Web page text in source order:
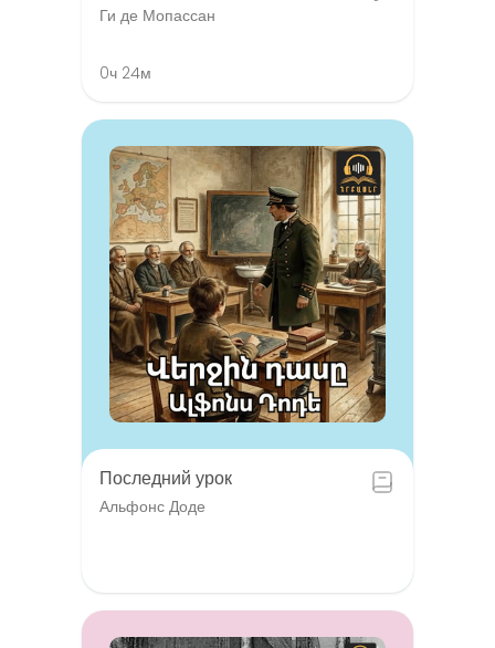
Ги де Мопассан
0ч 24м
Последний урок
Альфонс Доде